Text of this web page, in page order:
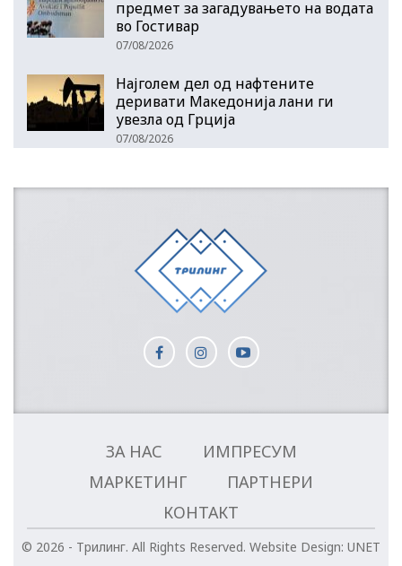
предмет за загадувањето на водата
во Гостивар
07/08/2026
Најголем дел од нафтените
деривати Македонија лани ги
увезла од Грција
07/08/2026
ЗА НАС
ИМПРЕСУМ
МАРКЕТИНГ
ПАРТНЕРИ
КОНТАКТ
© 2026 - Трилинг. All Rights Reserved. Website Design: UNET